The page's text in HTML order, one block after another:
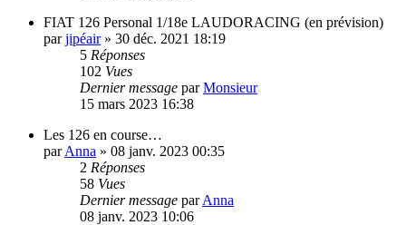
FIAT 126 Personal 1/18e LAUDORACING (en prévision)
parjipéair» 30 déc. 2021 18:19
5 Réponses
102 Vues
Dernier message parMonsieur
15 mars 2023 16:38
Les 126 en course…
parAnna » 08 janv. 2023 00:35
2 Réponses
58 Vues
Dernier message parAnna
08 janv. 2023 10:06